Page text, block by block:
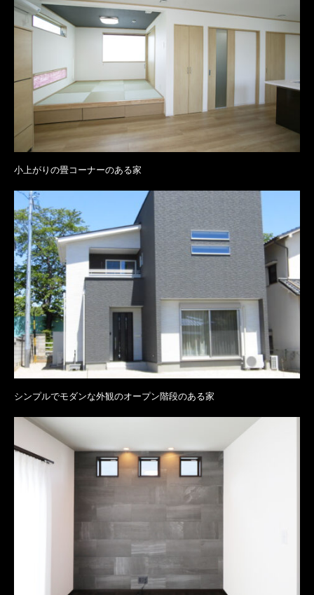
小上がりの畳コーナーのある家
シンプルでモダンな外観のオープン階段のある家